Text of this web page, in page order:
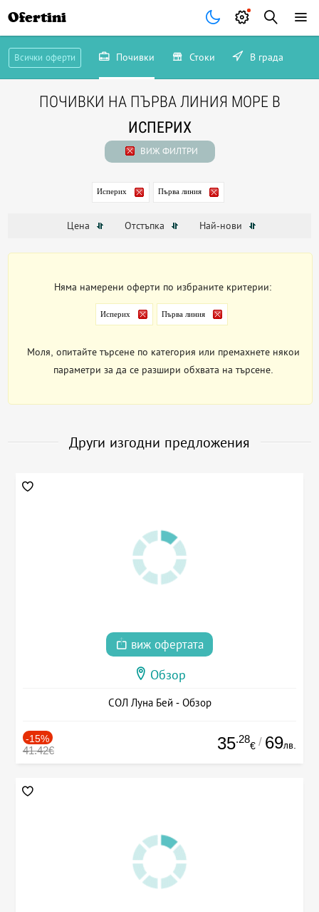
Ofertini
Всички оферти Почивки Стоки В града
ПОЧИВКИ НА ПЪРВА ЛИНИЯ МОРЕ В
ИСПЕРИХ
ВИЖ ФИЛТРИ
Исперих Първа линия
Цена Отстъпка Най-нови
Няма намерени оферти по избраните критерии:
Исперих Първа линия
Моля, опитайте търсене по категория или премахнете някои
параметри за да се разшири обхвата на търсене.
Други изгодни предложения
виж офертата
Обзор
СОЛ Луна Бей - Обзор
-15%
41.42€ 35.28
€ / 69лв.